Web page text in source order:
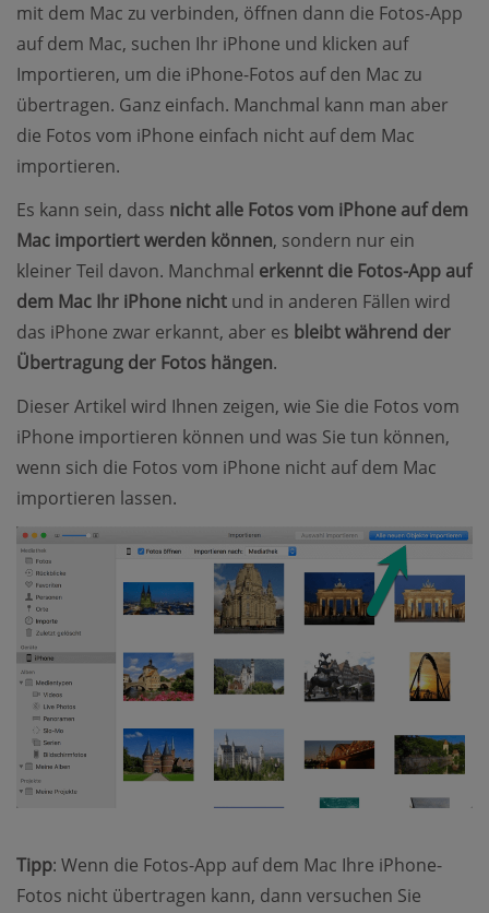
mit dem Mac zu verbinden, öffnen dann die Fotos-App
auf dem Mac, suchen Ihr iPhone und klicken auf
Importieren, um die iPhone-Fotos auf den Mac zu
übertragen. Ganz einfach. Manchmal kann man aber
die Fotos vom iPhone einfach nicht auf dem Mac
importieren.
Es kann sein, dass nicht alle Fotos vom iPhone auf dem
Mac importiert werden können, sondern nur ein
kleiner Teil davon. Manchmal erkennt die Fotos-App auf
dem Mac Ihr iPhone nicht und in anderen Fällen wird
das iPhone zwar erkannt, aber es bleibt während der
Übertragung der Fotos hängen.
Dieser Artikel wird Ihnen zeigen, wie Sie die Fotos vom
iPhone importieren können und was Sie tun können,
wenn sich die Fotos vom iPhone nicht auf dem Mac
importieren lassen.
Tipp: Wenn die Fotos-App auf dem Mac Ihre iPhone-
Fotos nicht übertragen kann, dann versuchen Sie